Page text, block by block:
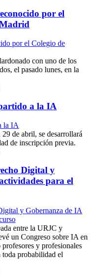
por el
Madrid
con uno de los
el pasado lunes, en la
a la IA
de abril, se desarrollará
de inscripción previa.
Digital y
para el
entre la URJC y
un Congreso sobre IA en
y profesionales
toda probabilidad el